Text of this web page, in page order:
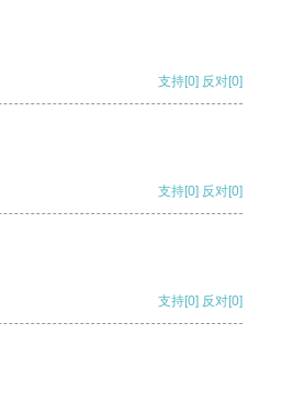
支持[0] 反对[0]
支持[0] 反对[0]
支持[0] 反对[0]